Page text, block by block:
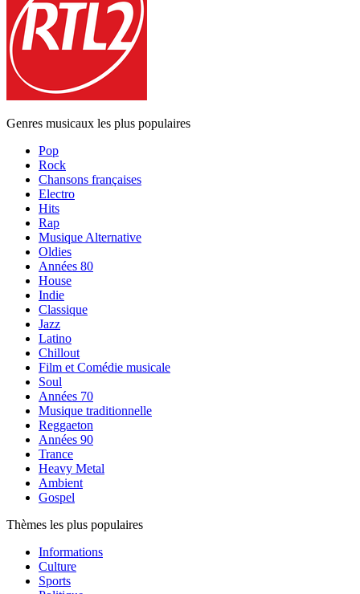
Genres musicaux les plus populaires
Pop
Rock
Chansons françaises
Electro
Hits
Rap
Musique Alternative
Oldies
Années 80
House
Indie
Classique
Jazz
Latino
Chillout
Film et Comédie musicale
Soul
Années 70
Musique traditionnelle
Reggaeton
Années 90
Trance
Heavy Metal
Ambient
Gospel
Thèmes les plus populaires
Informations
Culture
Sports